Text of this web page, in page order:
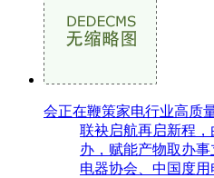
会正在鞭策家电行业高质
联袂启航再启新程
办，赋能产物取办
电器协会、中国度